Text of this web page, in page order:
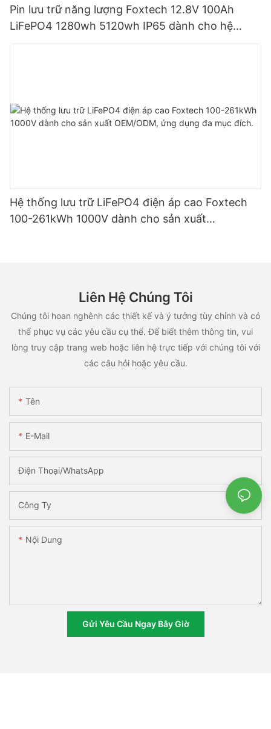
Pin lưu trữ năng lượng Foxtech 12.8V 100Ah
LiFePO4 1280wh 5120wh IP65 dành cho hệ
thống năng lượng mặt trời gia đình
Hệ thống lưu trữ LiFePO4 điện áp cao Foxtech
100-261kWh 1000V dành cho sản xuất
Liên Hệ Chúng Tôi
Chúng tôi hoan nghênh các thiết kế và ý tưởng tùy chỉnh và có
thể phục vụ các yêu cầu cụ thể. Để biết thêm thông tin, vui
lòng truy cập trang web hoặc liên hệ trực tiếp với chúng tôi với
các câu hỏi hoặc yêu cầu.
Tên
E-Mail
Điện Thoại/WhatsApp
Công Ty
Nội Dung
Gửi Yêu Cầu Ngay Bây Giờ